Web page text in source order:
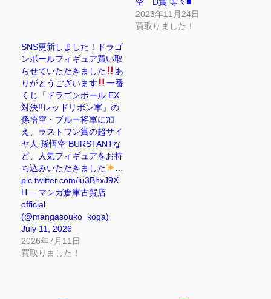
2023年11月24日
買取りました！
SNS更新しました！ドラゴ
ンボールフィギュア買い取
らせていただきました
あ
りがとうございます
一番
くじ「ドラゴンボール EX
対決!!レッドリボン軍」の
孫悟空・ブルー将軍に加
え、ラストワン賞の超サイ
ヤ人 孫悟空 BURSTANTな
ど、人気フィギュアをお持
ち込みいただきました
pic.twitter.com/iu3BhxJ9X
H— マンガ倉庫古賀店
official
(@mangasouko_koga)
July 11, 2026
2026年7月11日
買取りました！